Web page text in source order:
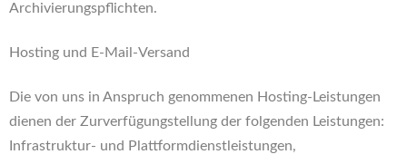
Archivierungspflichten.
Hosting und E-Mail-Versand
Die von uns in Anspruch genommenen Hosting-Leistungen
dienen der Zurverfügungstellung der folgenden Leistungen:
Infrastruktur- und Plattformdienstleistungen,